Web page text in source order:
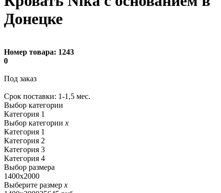
Донецке
Номер товара: 1243
0
Под заказ
Cрок поставки: 1-1,5 мес.
Выбор категории
Категория 1
Выбор категории x
Категория 1
Категория 2
Категория 3
Категория 4
Выбор размера
1400х2000
Выберите размер x